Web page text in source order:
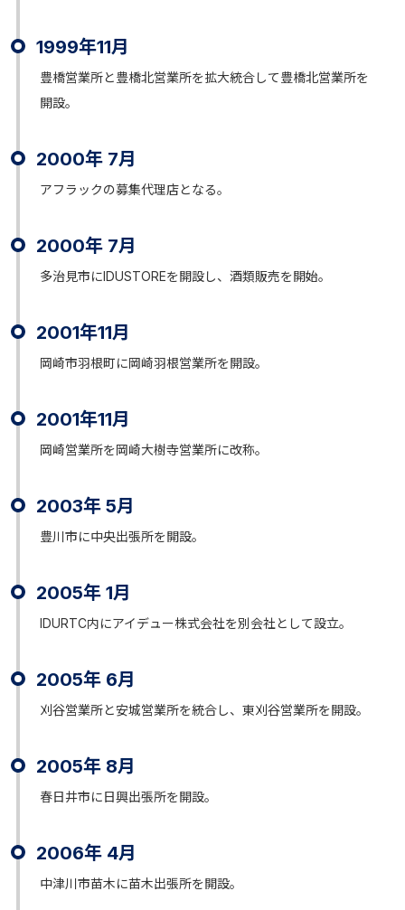
1999年11月
豊橋営業所と豊橋北営業所を拡大統合して豊橋北営業所を
開設。
2000年 7月
アフラックの募集代理店となる。
2000年 7月
多治見市にIDUSTOREを開設し、酒類販売を開始。
2001年11月
岡崎市羽根町に岡崎羽根営業所を開設。
2001年11月
岡崎営業所を岡崎大樹寺営業所に改称。
2003年 5月
豊川市に中央出張所を開設。
2005年 1月
IDURTC内にアイデュー株式会社を別会社として設立。
2005年 6月
刈谷営業所と安城営業所を統合し、東刈谷営業所を開設。
2005年 8月
春日井市に日興出張所を開設。
2006年 4月
中津川市苗木に苗木出張所を開設。